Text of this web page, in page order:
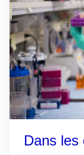
Dans les